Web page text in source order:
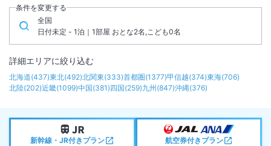
条件を変更する
全国
日付未定 - 1泊｜1部屋 おとな2名,こども0名
詳細エリアに絞り込む
北海道(437)東北(492)北関東(333)首都圏(1377)甲信越(374)東海(706)
北陸(202)近畿(1099)中国(381)四国(259)九州 (847)沖縄(376)
新幹線・JR付きプラン 航空券付きプラン